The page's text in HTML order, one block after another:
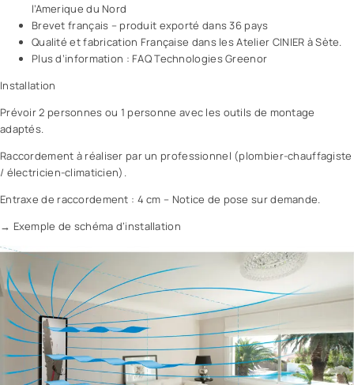
l’Amerique du Nord
Brevet français – produit exporté dans 36 pays
Qualité et fabrication Française dans les Atelier CINIER à Sète.
Plus d’information : FAQ Technologies Greenor
Installation
Prévoir 2 personnes ou 1 personne avec les outils de montage
adaptés.
Raccordement à réaliser par un professionnel (plombier-chauffagiste
/ électricien-climaticien).
Entraxe de raccordement : 4 cm – Notice de pose sur demande.
→ Exemple de schéma d’installation